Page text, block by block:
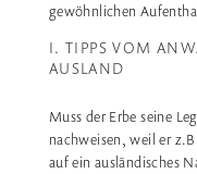
gewöhnlichen
I. TIPPS VOM
AUSLAND
Muss der Erbe seine
nachweisen, weil er
auf ein ausländisches